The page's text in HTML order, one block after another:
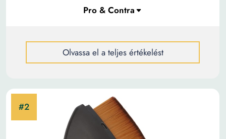
Olvassa el a teljes értékelést